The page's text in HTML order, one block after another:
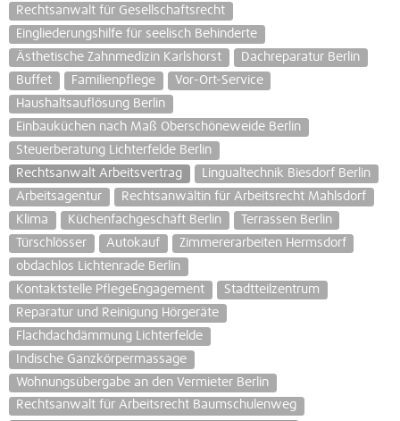
Rechtsanwalt für Gesellschaftsrecht
Eingliederungshilfe für seelisch Behinderte
Ästhetische Zahnmedizin Karlshorst
Dachreparatur Berlin
Buffet
Familienpflege
Vor-Ort-Service
Haushaltsauflösung Berlin
Einbauküchen nach Maß Oberschöneweide Berlin
Steuerberatung Lichterfelde Berlin
Rechtsanwalt Arbeitsvertrag
Lingualtechnik Biesdorf Berlin
Arbeitsagentur
Rechtsanwältin für Arbeitsrecht Mahlsdorf
Klima
Küchenfachgeschäft Berlin
Terrassen Berlin
Türschlösser
Autokauf
Zimmererarbeiten Hermsdorf
obdachlos Lichtenrade Berlin
Kontaktstelle PflegeEngagement
Stadtteilzentrum
Reparatur und Reinigung Hörgeräte
Flachdachdämmung Lichterfelde
Indische Ganzkörpermassage
Wohnungsübergabe an den Vermieter Berlin
Rechtsanwalt für Arbeitsrecht Baumschulenweg